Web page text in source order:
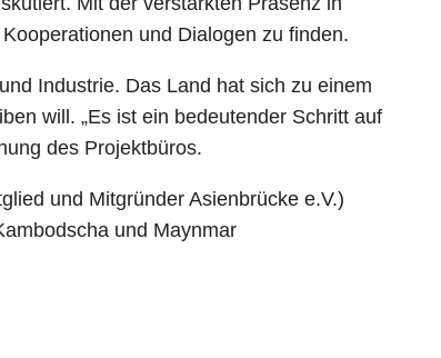
und Dialogen zu finden.
Industrie. Das Land hat sich zu einem
will. „Es ist ein bedeutender Schritt auf
des Projektbüros.
und Mitgründer Asienbrücke e.V.)
und Maynmar